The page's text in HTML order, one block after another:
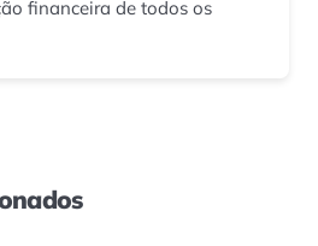
financeira de todos os